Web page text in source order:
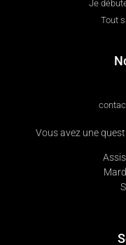
Je
Tout
Vous avez une